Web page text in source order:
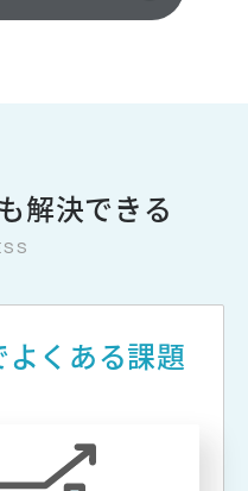
解決できる
くある課題